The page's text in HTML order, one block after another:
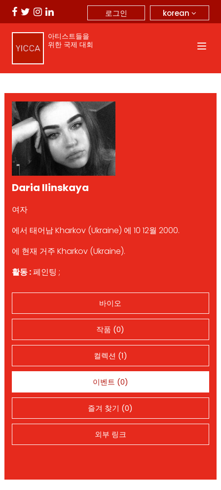
korean
로그인
아티스트들을
위한 국제 대회
Daria Ilinskaya
여자
에서 태어남 Kharkov (Ukraine) 에 10 12월 2000.
에 현재 거주 Kharkov (Ukraine).
활동 :페인팅 ;
바이오
작품 (0)
컬렉션 (1)
이벤트 (0)
즐겨 찾기 (0)
외부 링크